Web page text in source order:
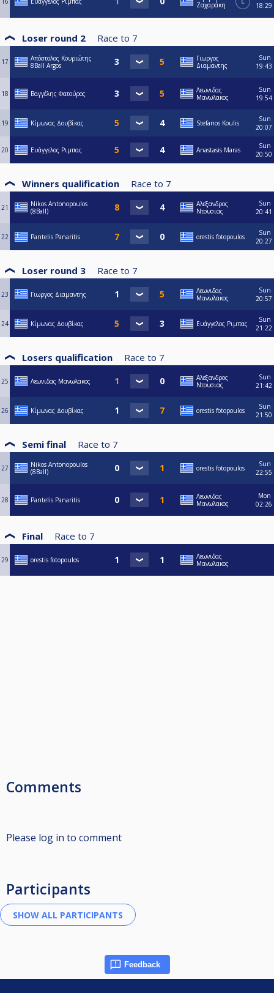
Ζαχαράκη
18:29
Loser round 2 Race to 7
17
Απόστολος Κουριώτης
8Ball Argos
Γιωργος
Διαμαντης
Sun
19:43
18 Βαγγέλης Φατούρος
Λεωνιδας
Μανωλακος
Sun
19:54
19 Κίμωνας Δουβίκας Stefanos Koulis
Sun
20:07
20 Ευάγγελος Ριμπας Anastasis Maras
Sun
20:50
Winners qualification Race to 7
21
Nikos Antonopoulos
(8Ball)
Αλεξανδρος
Ντουσιας
Sun
20:41
22 Pantelis Panaritis orestis fotopoulos
Sun
20:27
Loser round 3 Race to 7
23 Γιωργος Διαμαντης
Λεωνιδας
Μανωλακος
Sun
20:57
24 Κίμωνας Δουβίκας Ευάγγελος Ριμπας
Sun
21:22
Losers qualification Race to 7
25 Λεωνιδας Μανωλακος
Αλεξανδρος
Ντουσιας
Sun
21:42
26 Κίμωνας Δουβίκας orestis fotopoulos
Sun
21:50
Semi final Race to 7
27
Nikos Antonopoulos
(8Ball)
orestis fotopoulos
Sun
22:55
28 Pantelis Panaritis
Λεωνιδας
Μανωλακος
Mon
02:26
Final Race to 7
29 orestis fotopoulos
Λεωνιδας
Μανωλακος
Comments
Please log in to comment
Participants
Feedback